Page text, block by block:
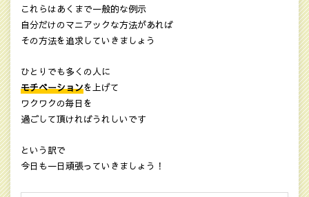
これらはあくまで一般的な例示
自分だけのマニアックな方法があれば
その方法を追求していきましょう
ひとりでも多くの人に
モチベーションを上げて
ワクワクの毎日を
過ごして頂ければうれしいです
という訳で
今日も一日頑張っていきましょう！